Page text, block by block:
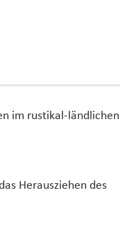
im rustikal-ländlichen
Herausziehen des